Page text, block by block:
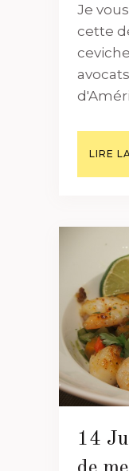
Je
cette
LIRE
14